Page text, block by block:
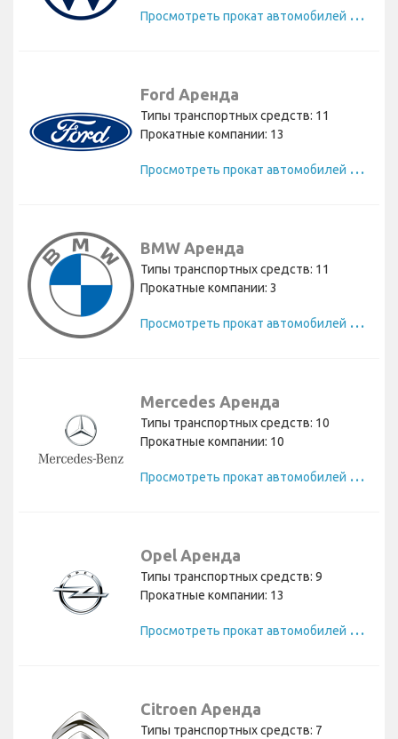
П
росмотреть прокат автомобилей Volkswagen
Ford Аренда
Типы транспортных средств: 11
Прокатные компании: 13
П
росмотреть прокат автомобилей Ford
BMW Аренда
Типы транспортных средств: 11
Прокатные компании: 3
П
росмотреть прокат автомобилей BMW
Mercedes Аренда
Типы транспортных средств: 10
Прокатные компании: 10
П
росмотреть прокат автомобилей Mercedes
Opel Аренда
Типы транспортных средств: 9
Прокатные компании: 13
П
росмотреть прокат автомобилей Opel
Citroen Аренда
Типы транспортных средств: 7